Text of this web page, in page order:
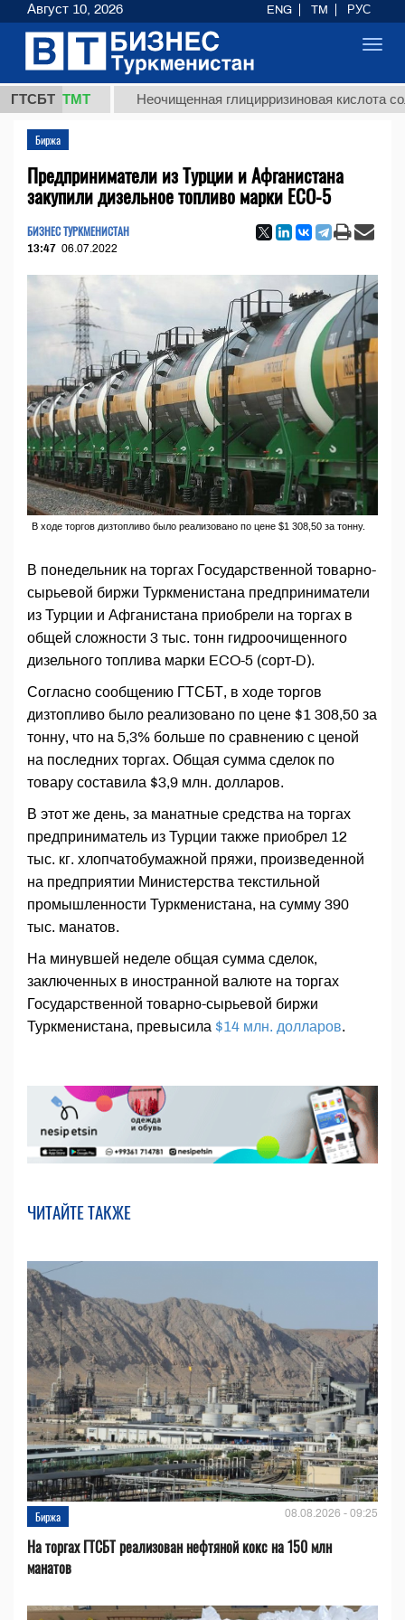
ГТСБТ
ТМТ Неочищенная глицирризиновая кислота
Биржа
Предприниматели из Турции и Афганистана
закупили дизельное топливо марки ECO-5
БИЗНЕС ТУРКМЕНИСТАН
13:47 06.07.2022
В ходе торгов дизтопливо было реализовано по цене $1 308,50 за тонну.
В понедельник на торгах Государственной товарно-
сырьевой биржи Туркменистана предприниматели
из Турции и Афганистана приобрели на торгах в
общей сложности 3 тыс. тонн гидроочищенного
дизельного топлива марки ECO-5 (сорт-D).
Согласно сообщению ГТСБТ, в ходе торгов
дизтопливо было реализовано по цене $1 308,50 за
тонну, что на 5,3% больше по сравнению с ценой
на последних торгах. Общая сумма сделок по
товару составила $3,9 млн. долларов.
В этот же день, за манатные средства на торгах
предприниматель из Турции также приобрел 12
тыс. кг. хлопчатобумажной пряжи, произведенной
на предприятии Министерства текстильной
промышленности Туркменистана, на сумму 390
тыс. манатов.
На минувшей неделе общая сумма сделок,
заключенных в иностранной валюте на торгах
Государственной товарно-сырьевой биржи
Туркменистана, превысила $14 млн. долларов.
ЧИТАЙТЕ ТАКЖЕ
Биржа 08.08.2026 - 09:25
На торгах ГТСБТ реализован нефтяной кокс на 150 млн
манатов
Август 10, 2026 ENG TM РУС